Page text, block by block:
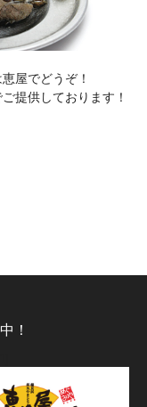
屋でどうぞ！
提供しております！
！